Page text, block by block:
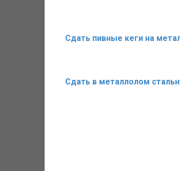
Сдать пивные кеги на
Сдать в металлолом